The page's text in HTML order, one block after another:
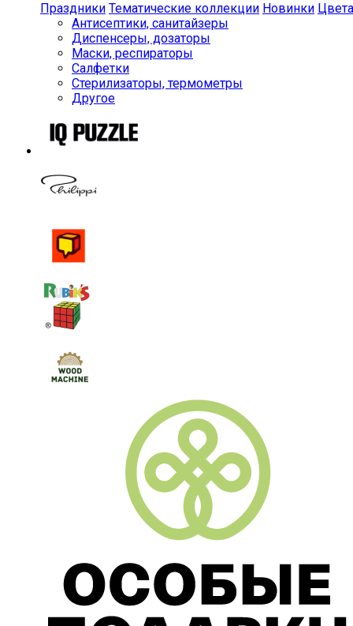
Праздники Тематические коллекции Новинки Цвета
Антисептики, санитайзеры
Диспенсеры, дозаторы
Маски, респираторы
Салфетки
Стерилизаторы, термометры
Другое